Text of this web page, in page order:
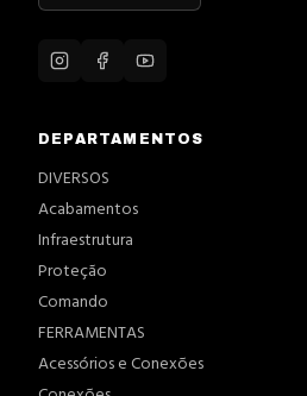
DEPARTAMENTOS
DIVERSOS
Acabamentos
Infraestrutura
Proteção
Comando
FERRAMENTAS
Acessórios e Conexões